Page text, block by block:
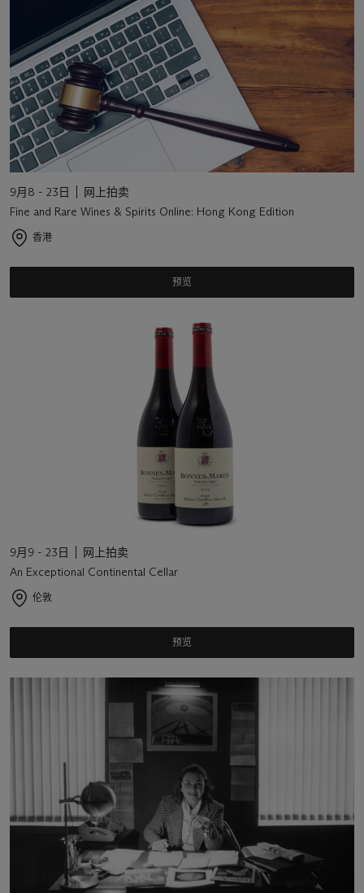
9月8 - 23日
网上拍卖
Fine and Rare Wines & Spirits Online: Hong Kong Edition
香港
预览
9月9 - 23日
网上拍卖
An Exceptional Continental Cellar
伦敦
预览